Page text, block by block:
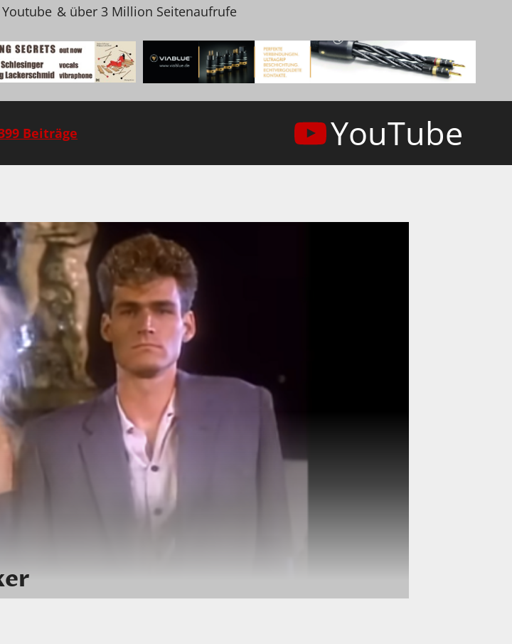
& über 3 Million Seitenaufrufe
Beiträge YouTube